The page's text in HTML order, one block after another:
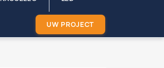
UW PROJECT